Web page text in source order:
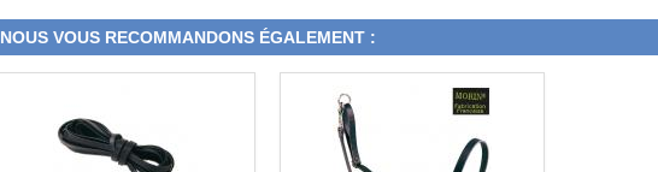
NOUS VOUS RECOMMANDONS ÉGALEMENT :